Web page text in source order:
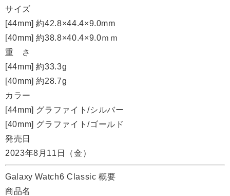
サイズ
[44mm] 約42.8×44.4×9.0mm
[40mm] 約38.8×40.4×9.0ｍｍ
重 さ
[44mm] 約33.3g
[40mm] 約28.7g
カラー
[44mm] グラファイト/シルバー
[40mm] グラファイト/ゴールド
発売日
2023年8月11日（金）
Galaxy Watch6 Classic 概要
商品名